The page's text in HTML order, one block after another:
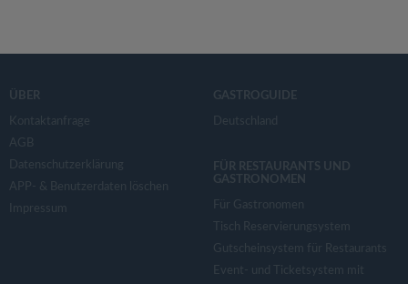
ÜBER
Kontaktanfrage
AGB
Datenschutzerklärung
APP- & Benutzerdaten löschen
Impressum
GASTROGUIDE
Deutschland
FÜR RESTAURANTS UND
GASTRONOMEN
Für Gastronomen
Tisch Reservierungsystem
Gutscheinsystem für Restaurants
Event- und Ticketsystem mit